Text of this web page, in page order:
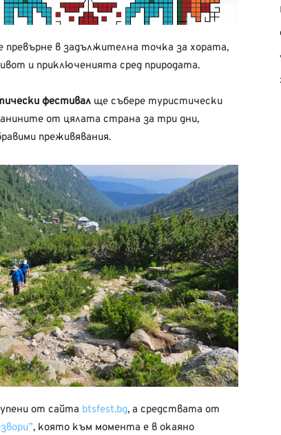
в задължителна точка за хората,
и приключенията сред природата.
фестивал ще събере туристически
от цялата страна за три дни,
преживявания.
от сайта btsfest.bg, а средствата от
, която към момента е в окаяно